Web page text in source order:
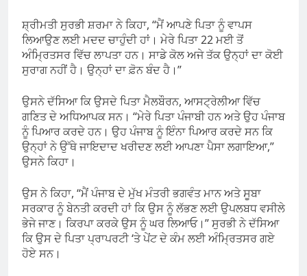
ਸ਼੍ਰੀਮਤੀ ਸੁਰਭੀ ਸ਼ਰਮਾ ਨੇ ਕਿਹਾ, “ਮੈਂ ਆਪਣੇ ਪਿਤਾ ਨੂੰ ਵਾਪਸ
ਲਿਆਉਣ ਲਈ ਮਦਦ ਚਾਹੁੰਦੀ ਹਾਂ। ਮੇਰੇ ਪਿਤਾ 22 ਮਈ ਤੋਂ
ਅੰਮ੍ਰਿਤਸਰ ਵਿੱਚ ਲਾਪਤਾ ਹਨ। ਸਾਡੇ ਕੋਲ ਅਜੇ ਤੱਕ ਉਨ੍ਹਾਂ ਦਾ ਕੋਈ
ਸੁਰਾਗ ਨਹੀਂ ਹੈ। ਉਨ੍ਹਾਂ ਦਾ ਫ਼ੋਨ ਬੰਦ ਹੈ।”
ਉਸਨੇ ਦੱਸਿਆ ਕਿ ਉਸਦੇ ਪਿਤਾ ਮੈਲਬੌਰਨ, ਆਸਟ੍ਰੇਲੀਆ ਵਿੱਚ
ਗਣਿਤ ਦੇ ਅਧਿਆਪਕ ਸਨ। “ਮੇਰੇ ਪਿਤਾ ਪੰਜਾਬੀ ਹਨ ਅਤੇ ਉਹ ਪੰਜਾਬ
ਨੂੰ ਪਿਆਰ ਕਰਦੇ ਹਨ। ਉਹ ਪੰਜਾਬ ਨੂੰ ਇੰਨਾ ਪਿਆਰ ਕਰਦੇ ਸਨ ਕਿ
ਉਨ੍ਹਾਂ ਨੇ ਉੱਥੇ ਜਾਇਦਾਦ ਖਰੀਦਣ ਲਈ ਆਪਣਾ ਪੈਸਾ ਲਗਾਇਆ,”
ਉਸਨੇ ਕਿਹਾ।
ਉਸ ਨੇ ਕਿਹਾ, “ਮੈਂ ਪੰਜਾਬ ਦੇ ਮੁੱਖ ਮੰਤਰੀ ਭਗਵੰਤ ਮਾਨ ਅਤੇ ਸੂਬਾ
ਸਰਕਾਰ ਨੂੰ ਬੇਨਤੀ ਕਰਦੀ ਹਾਂ ਕਿ ਉਸ ਨੂੰ ਲੱਭਣ ਲਈ ਉਪਲਬਧ ਵਸੀਲੇ
ਭੇਜੇ ਜਾਣ। ਕਿਰਪਾ ਕਰਕੇ ਉਸ ਨੂੰ ਘਰ ਲਿਆਓ।” ਸੁਰਭੀ ਨੇ ਦੱਸਿਆ
ਕਿ ਉਸ ਦੇ ਪਿਤਾ ਪ੍ਰਾਪਰਟੀ ‘ਤੇ ਪੇਂਟ ਦੇ ਕੰਮ ਲਈ ਅੰਮ੍ਰਿਤਸਰ ਗਏ
ਹੋਏ ਸਨ।